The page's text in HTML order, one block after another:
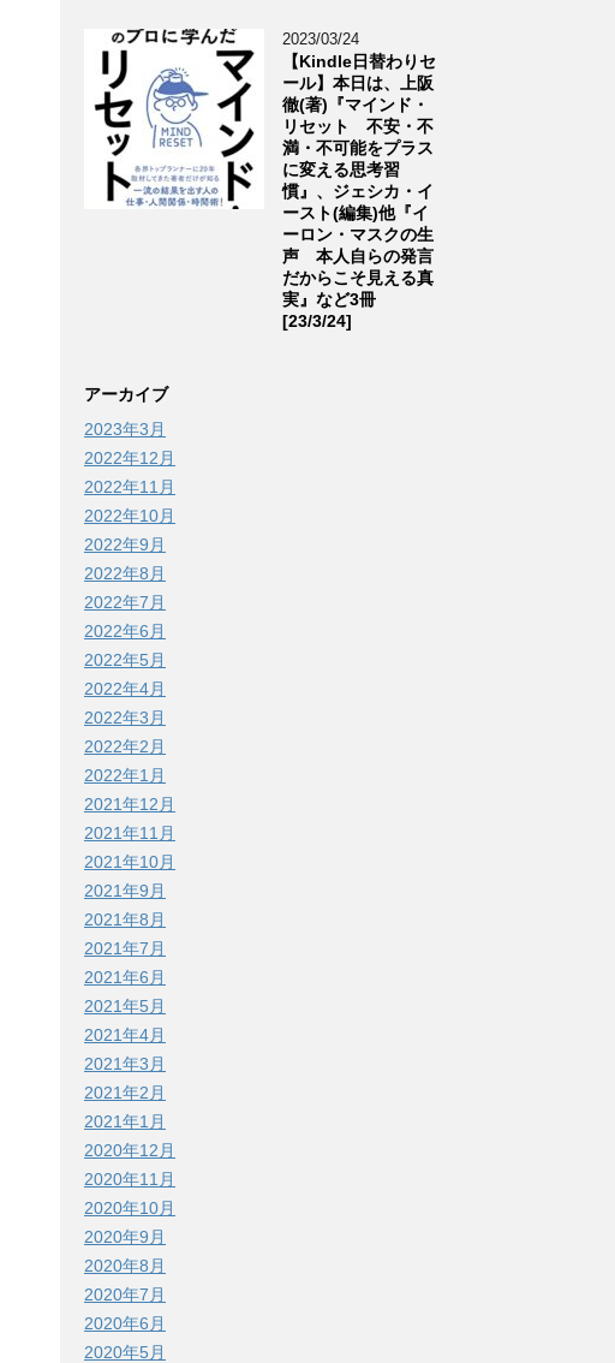
2023/03/24
【Kindle日替わりセ
ール】本日は、上阪
徹(著)『マインド・
リセット 不安・不
満・不可能をプラス
に変える思考習
慣』、ジェシカ・イ
ースト(編集)他『イ
ーロン・マスクの生
声 本人自らの発言
だからこそ見える真
実』など3冊
[23/3/24]
アーカイブ
2023年3月
2022年12月
2022年11月
2022年10月
2022年9月
2022年8月
2022年7月
2022年6月
2022年5月
2022年4月
2022年3月
2022年2月
2022年1月
2021年12月
2021年11月
2021年10月
2021年9月
2021年8月
2021年7月
2021年6月
2021年5月
2021年4月
2021年3月
2021年2月
2021年1月
2020年12月
2020年11月
2020年10月
2020年9月
2020年8月
2020年7月
2020年6月
2020年5月